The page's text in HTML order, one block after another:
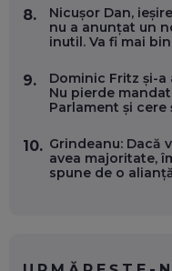
VALENTIN
PROCESE, DAR
INSTITUȚIILE
EP. 53
VOICU
GLOBALĂ,
EP. 52
ROBERT
8.
Nicușor Dan,
nu a anunțat un
inutil. Va fi mai
9.
Dominic Fritz și-
Nu pierde
Parlament și
10. Grindeanu: Dacă
avea majoritate,
spune de o